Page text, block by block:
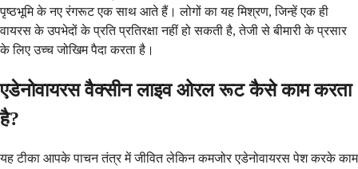
पृष्ठभूमि के नए रंगरूट एक साथ आते हैं। लोगों का यह मिश्रण, जिन्हें एक ही
वायरस के उपभेदों के प्रति प्रतिरक्षा नहीं हो सकती है, तेजी से बीमारी के प्रसार
के लिए उच्च जोखिम पैदा करता है।
एडेनोवायरस वैक्सीन लाइव ओरल रूट कैसे काम करता
है?
यह टीका आपके पाचन तंत्र में जीवित लेकिन कमजोर एडेनोवायरस पेश करके काम